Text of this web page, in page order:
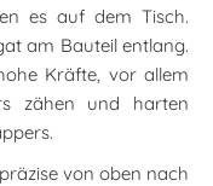
es auf dem Tisch.
am Bauteil entlang.
Kräfte, vor allem
zähen und harten
von oben nach